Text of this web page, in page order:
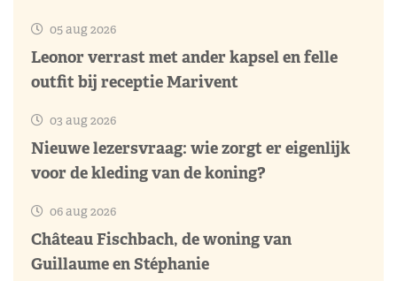
05 aug 2026
Leonor verrast met ander kapsel en felle
outfit bij receptie Marivent
03 aug 2026
Nieuwe lezersvraag: wie zorgt er eigenlijk
voor de kleding van de koning?
06 aug 2026
Château Fischbach, de woning van
Guillaume en Stéphanie